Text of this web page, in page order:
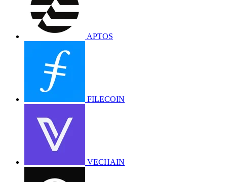
APTOS
FILECOIN
VECHAIN